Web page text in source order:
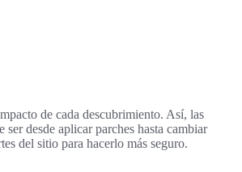
de cada descubrimiento. Así, las
desde aplicar parches hasta cambiar
del sitio para hacerlo más seguro.